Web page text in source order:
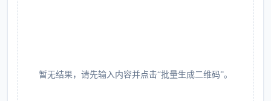
暂无结果，请先输入内容并点击“批量生成二维码”。